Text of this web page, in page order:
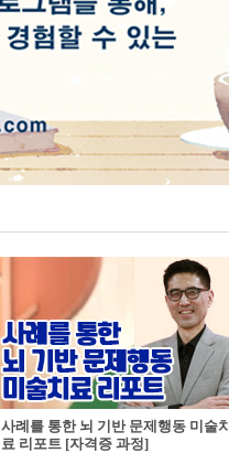
사례를 통한 뇌 기반 문제행동 미술치
료 리포트 [자격증 과정]